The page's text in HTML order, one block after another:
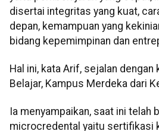
disertai integritas yang kuat,
depan, kemampuan yang
bidang kepemimpinan dan
Hal ini, kata Arif, sejalan
Belajar, Kampus Merdeka dari
Ia menyampaikan, saat ini telah
microcredental yaitu sertifikasi